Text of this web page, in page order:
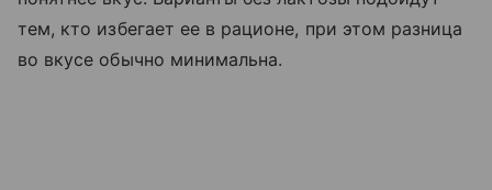
тем, кто избегает ее в рационе, при этом разница
во вкусе обычно минимальна.